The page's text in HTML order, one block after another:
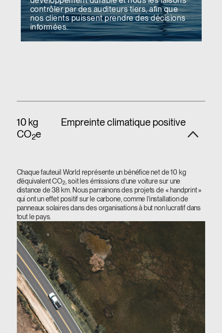
contrôler par des auditeurs tiers, afin que
nos clients puissent prendre des décisions
informées.
10 kg
CO2e
Empreinte climatique positive
Chaque fauteuil World représente un bénéfice net de 10 kg
d’équivalent CO2, soit les émissions d’une voiture sur une
distance de 38 km. Nous parrainons des projets de « handprint »
qui ont un effet positif sur le carbone, comme l’installation de
panneaux solaires dans des organisations à but non lucratif dans
tout le pays.